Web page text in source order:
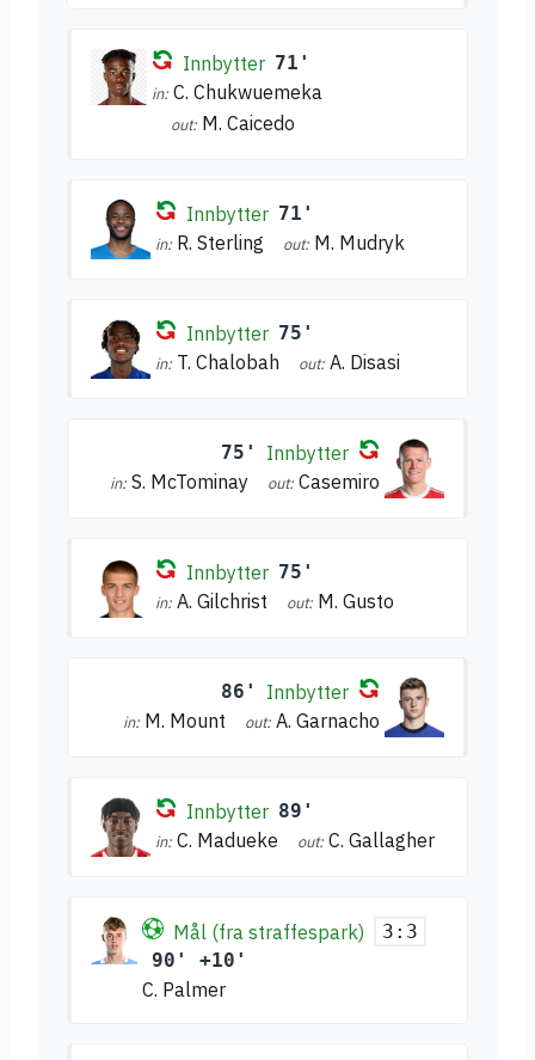
Innbytter 71'
in: C. Chukwuemeka
out: M. Caicedo
Innbytter 71'
in: R. Sterling out: M. Mudryk
Innbytter 75'
in: T. Chalobah out: A. Disasi
75' Innbytter
in: S. McTominay out: Casemiro
Innbytter 75'
in: A. Gilchrist out: M. Gusto
86' Innbytter
in: M. Mount out: A. Garnacho
Innbytter 89'
in: C. Madueke out: C. Gallagher
Mål (fra straffespark)
3:3
90' +10'
C. Palmer